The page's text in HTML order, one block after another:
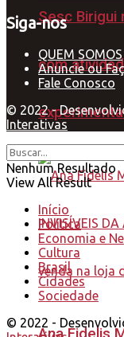
Sesc Birigui
com
Siga-nos
QUEM SOMOS
Anuncie ou
Fale Conosco
© 2022 -
Interativas
Nenhum Resultado
View All Result
Início
Política
Economia e
Cultura
Brasil
Cidades
Sociedade
© 2022 -